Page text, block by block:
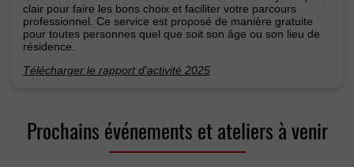
clair pour faire les bons choix et faciliter votre parcours
professionnel. Ce service est proposé de manière gratuite
pour toutes personnes quel que soit son âge ou son lieu de
résidence.
Télécharger le rapport d'activité 2025
Prochains événements et ateliers à venir